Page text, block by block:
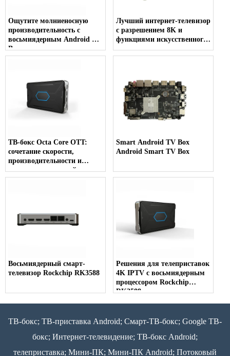
Ощутите молниеносную
производительность с
восьмиядерным Android TV
Box
Лучший интернет-телевизор
с разрешением 8K и
функциями искусственного
интеллекта
ТВ-бокс Octa Core OTT:
сочетание скорости,
производительности и
высококачественной
потоковой передачи 8K
Smart Android TV Box
Android Smart TV Box
Восьмиядерный смарт-
телевизор Rockchip RK3588
Решения для телеприставок
4K IPTV с восьмиядерным
процессором Rockchip
RK3588
ТВ-бокс; ТВ-приставка Android; Смарт-ТВ-бокс; Google ТВ-
бокс; Интернет-телевидение; ТВ-бокс Android;
телеприставка; Мини-ПК; Мини-ПК Android; Потоковый